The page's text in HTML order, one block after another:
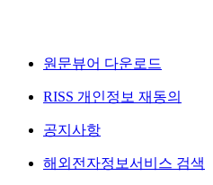
원문뷰어 다운로드
RISS 개인정보 재동의
공지사항
해외전자정보서비스 검색